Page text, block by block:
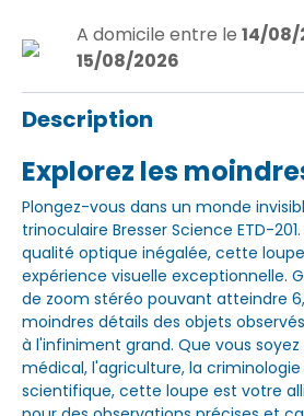
A domicile entre le 14/08/
15/08/2026
Description
Explorez les
Plongez-vous dans un monde
trinoculaire Bresser Science ETD-
qualité optique inégalée, cette
expérience visuelle exceptionnelle.
de zoom stéréo pouvant atteindre
moindres détails des objets
à l'infiniment grand. Que vous
médical, l'agriculture, la
scientifique, cette loupe est votre